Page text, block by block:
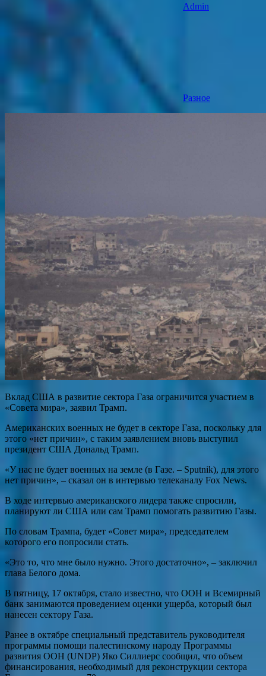
Admin
Разное
Вклад США в развитие сектора Газа ограничится участием в
«Совета мира», заявил Трамп.
Американских военных не будет в секторе Газа, поскольку для
этого «нет причин», с таким заявлением вновь выступил
президент США Дональд Трамп.
«У нас не будет военных на земле (в Газе. – Sputnik), для этого
нет причин», – сказал он в интервью телеканалу Fox News.
В ходе интервью американского лидера также спросили,
планируют ли США или сам Трамп помогать развитию Газы.
По словам Трампа, будет «Совет мира», председателем
которого его попросили стать.
«Это то, что мне было нужно. Этого достаточно», – заключил
глава Белого дома.
В пятницу, 17 октября, стало известно, что ООН и Всемирный
банк занимаются проведением оценки ущерба, который был
нанесен сектору Газа.
Ранее в октябре специальный представитель руководителя
программы помощи палестинскому народу Программы
развития ООН (UNDP) Яко Силлиерс сообщил, что объем
финансирования, необходимый для реконструкции сектора